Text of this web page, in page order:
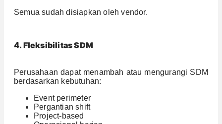
Semua sudah disiapkan oleh vendor.
4. Fleksibilitas SDM
Perusahaan dapat menambah atau mengurangi SDM
berdasarkan kebutuhan:
Event perimeter
Pergantian shift
Project-based